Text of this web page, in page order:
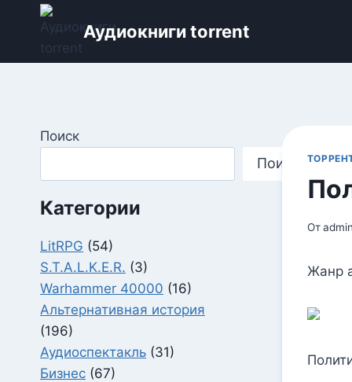
Перейти
содержимому
Аудиокниги torrent
Отadmin
Жанр
Поиск
Поиск
Категории
LitRPG (54)
S.T.A.L.K.E.R. (3)
Warhammer 40000 (16)
Альтернативная история
(196)
Аудиоспектакль (31)
Бизнес (67)